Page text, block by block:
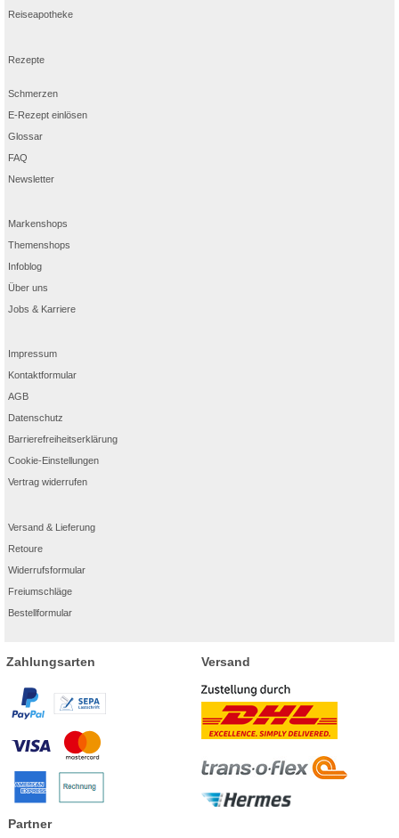
Reiseapotheke
Rezepte
Schmerzen
E-Rezept einlösen
Glossar
FAQ
Newsletter
Markenshops
Themenshops
Infoblog
Über uns
Jobs & Karriere
Impressum
Kontaktformular
AGB
Datenschutz
Barrierefreiheitserklärung
Cookie-Einstellungen
Vertrag widerrufen
Versand & Lieferung
Retoure
Widerrufsformular
Freiumschläge
Bestellformular
Zahlungsarten Versand
Partner